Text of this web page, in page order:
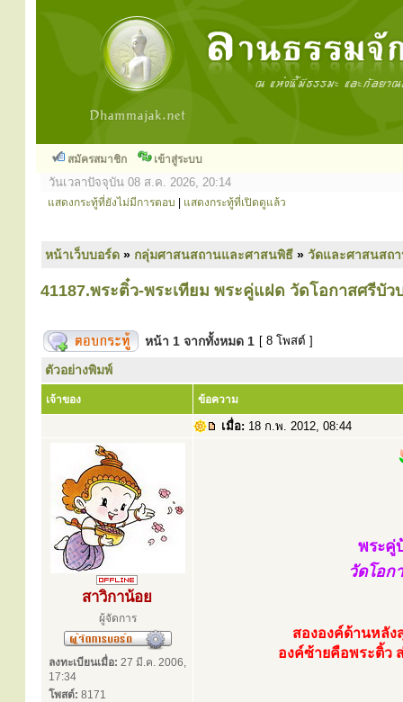
สมัครสมาชิก เข้าสู่ระบบ
วันเวลาปัจจุบัน 08 ส.ค. 2026, 20:14
แสดงกระทู้ที่ยังไม่มีการตอบ แสดงกระทู้ที่เปิดดูแล้ว
หน้าเว็บบอร์ด » กลุ่มศาสนสถานและศาสนพิธี » วัดและศาสนสถ
41187.พระติ๋ว-พระเทียม พระคู่แฝด วัดโอกาสศรีบั
หน้า 1 จากทั้งหมด 1 [ 8 โพสต์ ]
ตัวอย่างพิมพ์
เจ้าของ ข้อความ
เมื่อ: 18 ก.พ. 2012, 08:44
สาวิกาน้อย
ผู้จัดการ
ลงทะเบียนเมื่อ: 27 มี.ค. 2006,
17:34
โพสต์: 8171
พระคู่
วัดโอก
สององค์ด้านหลัง
องค์ซ้ายคือพระติ้ว